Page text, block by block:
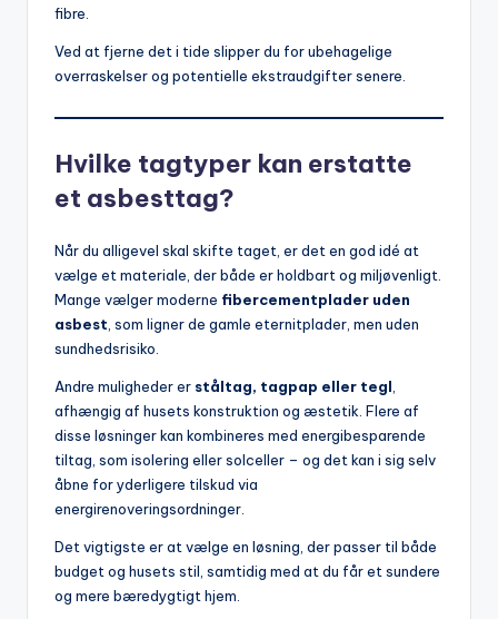
fibre.
Ved at fjerne det i tide slipper du for ubehagelige
overraskelser og potentielle ekstraudgifter senere.
Hvilke tagtyper kan erstatte
et asbesttag?
Når du alligevel skal skifte taget, er det en god idé at
vælge et materiale, der både er holdbart og miljøvenligt.
Mange vælger moderne fibercementplader uden
asbest, som ligner de gamle eternitplader, men uden
sundhedsrisiko.
Andre muligheder er ståltag, tagpap eller tegl,
afhængig af husets konstruktion og æstetik. Flere af
disse løsninger kan kombineres med energibesparende
tiltag, som isolering eller solceller – og det kan i sig selv
åbne for yderligere tilskud via
energirenoveringsordninger.
Det vigtigste er at vælge en løsning, der passer til både
budget og husets stil, samtidig med at du får et sundere
og mere bæredygtigt hjem.